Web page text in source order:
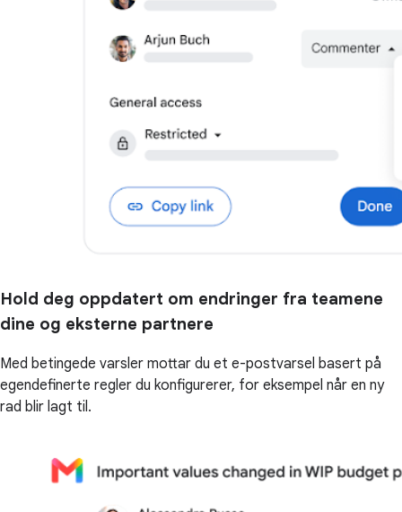
Hold deg oppdatert om endringer fra teamene
dine og eksterne partnere
Med betingede varsler mottar du et e-postvarsel basert på
egendefinerte regler du konfigurerer, for eksempel når en ny
rad blir lagt til.